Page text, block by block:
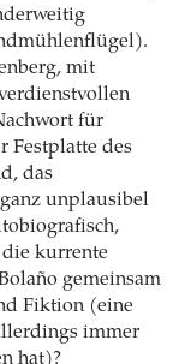
mit
für
Festplatte des
das
unplausibel
die kurrente
gemeinsam
Fiktion (eine
immer
hat)?